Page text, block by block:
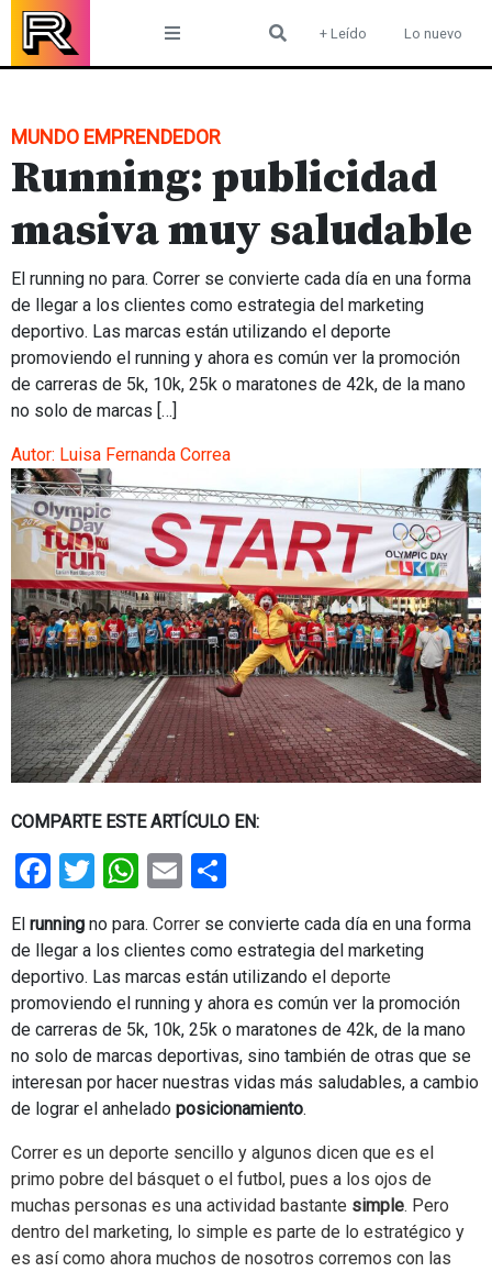
Skip
content
+ Leído Lo nuevo
MUNDO EMPRENDEDOR
Running: publicidad
masiva muy saludable
El running no para. Correr se convierte cada día en una forma
de llegar a los clientes como estrategia del marketing
deportivo. Las marcas están utilizando el deporte
promoviendo el running y ahora es común ver la promoción
de carreras de 5k, 10k, 25k o maratones de 42k, de la mano
no solo de marcas […]
Autor: Luisa Fernanda Correa
COMPARTE ESTE ARTÍCULO EN:
Facebook
Twitter
WhatsApp
Email
El running no para. Correr se convierte cada día en una forma
de llegar a los clientes como estrategia del marketing
deportivo. Las marcas están utilizando el deporte
promoviendo el running y ahora es común ver la promoción
de carreras de 5k, 10k, 25k o maratones de 42k, de la mano
no solo de marcas deportivas, sino también de otras que se
interesan por hacer nuestras vidas más saludables, a cambio
de lograr el anhelado posicionamiento.
Correr es un deporte sencillo y algunos dicen que es el
primo pobre del básquet o el futbol, pues a los ojos de
muchas personas es una actividad bastante simple. Pero
dentro del marketing, lo simple es parte de lo estratégico y
es así como ahora muchos de nosotros corremos con las